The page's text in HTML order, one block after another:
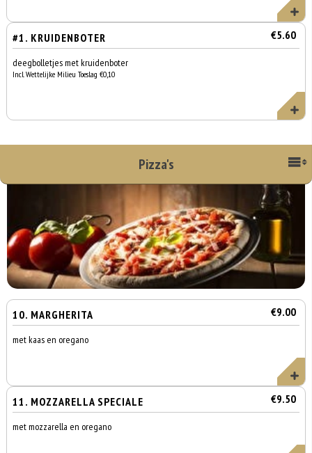
#1. KRUIDENBOTER €5.60
deegbolletjes met kruidenboter
Incl. Wettelijke Milieu Toeslag €0,10
Pizza's
10. MARGHERITA €9.00
met kaas en oregano
11. MOZZARELLA SPECIALE €9.50
met mozzarella en oregano